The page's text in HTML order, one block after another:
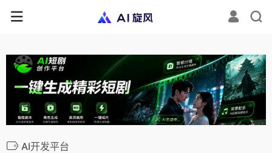
AI开发平台